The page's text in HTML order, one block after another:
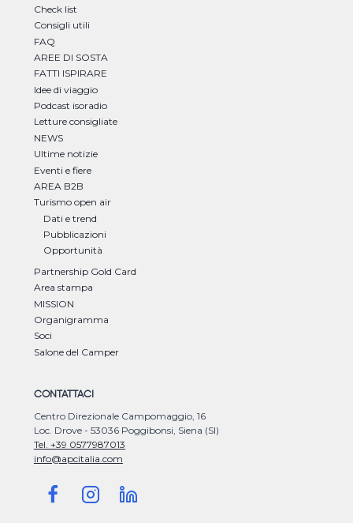
Check list
Consigli utili
FAQ
AREE DI SOSTA
FATTI ISPIRARE
Idee di viaggio
Podcast isoradio
Letture consigliate
NEWS
Ultime notizie
Eventi e fiere
AREA B2B
Turismo open air
Dati e trend
Pubblicazioni
Opportunità
Partnership Gold Card
Area stampa
MISSION
Organigramma
Soci
Salone del Camper
CONTATTACI
Centro Direzionale Campomaggio, 16
Loc. Drove - 53036 Poggibonsi, Siena (SI)
Tel. +39 0577987013
info@apcitalia.com